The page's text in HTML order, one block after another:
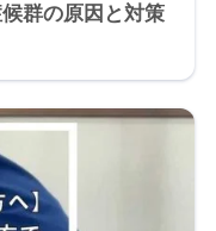
群の原因と対策